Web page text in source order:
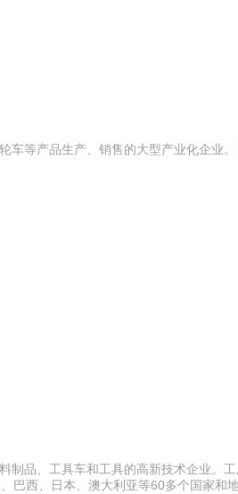
车等产品生产、销售的大型产业化企业
制品、工具车和工具的高新技术企业。
巴西、日本、澳大利亚等60多个国家和地